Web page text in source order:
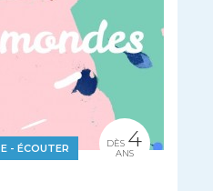
- ÉCOUTER DÈS 4
ANS